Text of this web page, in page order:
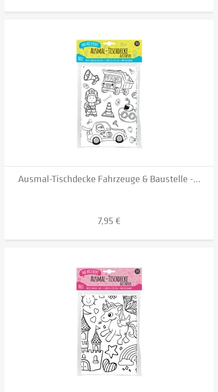
Ausmal-Tischdecke Fahrzeuge & Baustelle -...
7,95 €